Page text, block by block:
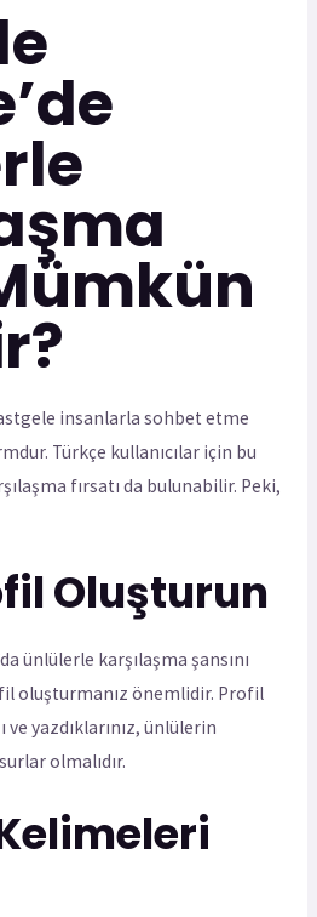
insanlarla sohbet etme
Türkçe kullanıcılar için bu
fırsatı da bulunabilir. Peki,
Oluşturun
ünlülerle karşılaşma şansını
oluşturmanız önemlidir. Profil
yazdıklarınız, ünlülerin
olmalıdır.